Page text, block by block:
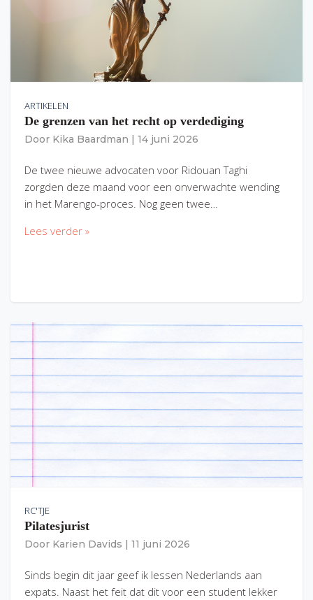
ARTIKELEN
De grenzen van het recht op verdediging
Door Kika Baardman 14 juni 2026
De twee nieuwe advocaten voor Ridouan Taghi
zorgden deze maand voor een onverwachte wending
in het Marengo-proces. Nog geen twee…
Lees verder »
RC'TJE
Pilatesjurist
Door Karien Davids 11 juni 2026
Sinds begin dit jaar geef ik lessen Nederlands aan
expats. Naast het feit dat dit voor een student lekker